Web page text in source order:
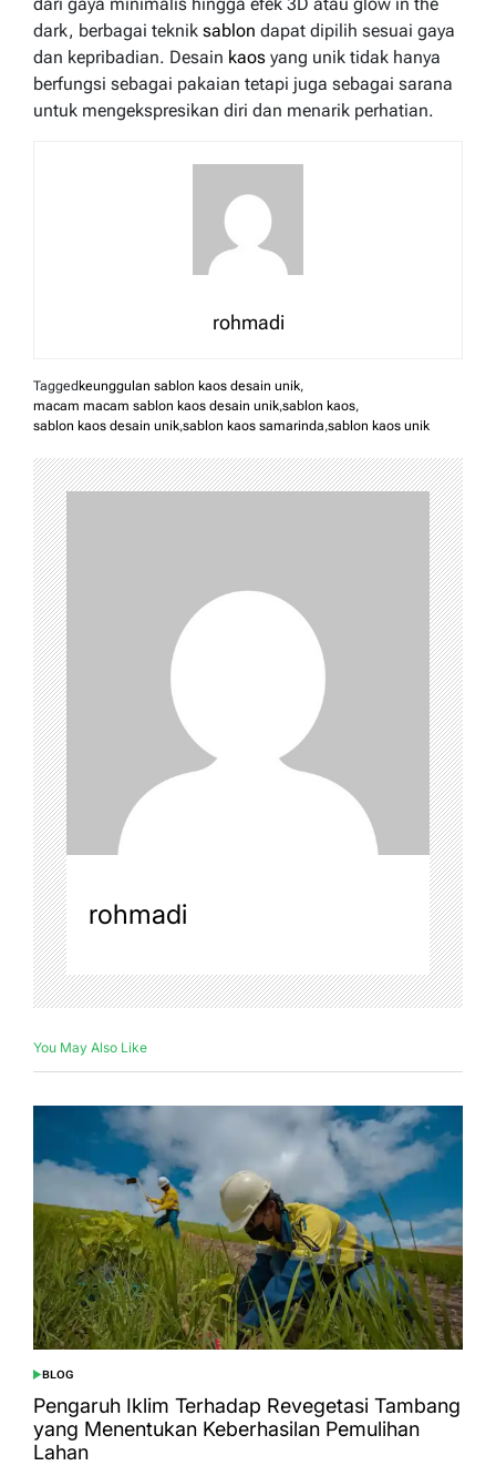
dari gaya minimalis hingga efek 3D atau glow in the
dark, berbagai teknik sablon dapat dipilih sesuai gaya
dan kepribadian. Desain kaos yang unik tidak hanya
berfungsi sebagai pakaian tetapi juga sebagai sarana
untuk mengekspresikan diri dan menarik perhatian.
rohmadi
Tagged keunggulan sablon kaos desain unik,
macam macam sablon kaos desain unik,sablon kaos,
sablon kaos desain unik,sablon kaos samarinda,sablon kaos unik
rohmadi
You May Also Like
POSTED
IN
BLOG
Pengaruh Iklim Terhadap Revegetasi Tambang
yang Menentukan Keberhasilan Pemulihan
Lahan